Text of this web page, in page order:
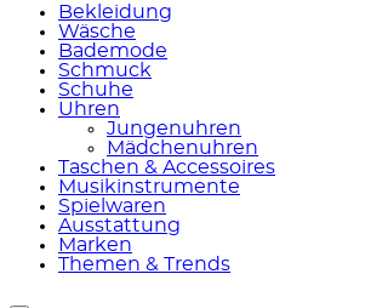
Bekleidung
Wäsche
Bademode
Schmuck
Schuhe
Uhren
Jungenuhren
Mädchenuhren
Taschen & Accessoires
Musikinstrumente
Spielwaren
Ausstattung
Marken
Themen & Trends